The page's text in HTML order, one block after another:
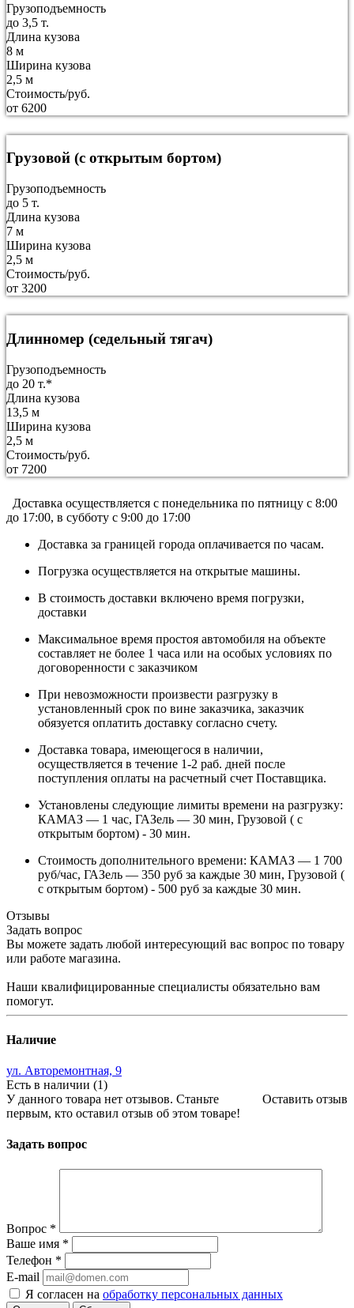
Грузоподъемность
до 3,5 т.
Длина кузова
8 м
Ширина кузова
2,5 м
Стоимость/руб.
от 6200
Грузовой (с открытым бортом)
Грузоподъемность
до 5 т.
Длина кузова
7 м
Ширина кузова
2,5 м
Стоимость/руб.
от 3200
Длинномер (седельный тягач)
Грузоподъемность
до 20 т.*
Длина кузова
13,5 м
Ширина кузова
2,5 м
Стоимость/руб.
от 7200
Доставка осуществляется c понедельника по пятницу с 8:00
до 17:00, в субботу с 9:00 до 17:00
Доставка за границей города оплачивается по часам.
Погрузка осуществляется на открытые машины.
В стоимость доставки включено время погрузки,
доставки
Максимальное время простоя автомобиля на объекте
составляет не более 1 часа или на особых условиях по
договоренности с заказчиком
При невозможности произвести разгрузку в
установленный срок по вине заказчика, заказчик
обязуется оплатить доставку согласно счету.
Доставка товара, имеющегося в наличии,
осуществляется в течение 1-2 раб. дней после
поступления оплаты на расчетный счет Поставщика.
Установлены следующие лимиты времени на разгрузку:
КАМАЗ — 1 час, ГАЗель — 30 мин, Грузовой ( с
открытым бортом) - 30 мин.
Стоимость дополнительного времени: КАМАЗ — 1 700
руб/час, ГАЗель — 350 руб за каждые 30 мин, Грузовой (
с открытым бортом) - 500 руб за каждые 30 мин.
Отзывы
Задать вопрос
Вы можете задать любой интересующий вас вопрос по товару
или работе магазина.
Наши квалифицированные специалисты обязательно вам
помогут.
Наличие
ул. Авторемонтная, 9
Есть в наличии (1)
Оставить отзыв
У данного товара нет отзывов. Станьте
первым, кто оставил отзыв об этом товаре!
Задать вопрос
Вопрос *
Ваше имя *
Телефон *
E-mail
Я согласен на обработку персональных данных